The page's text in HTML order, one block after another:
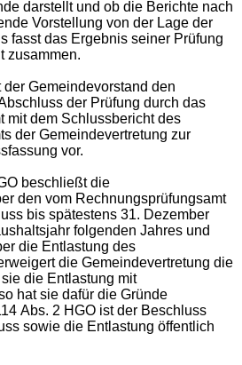
darstellt und ob die Berichte nach
Vorstellung von der Lage der
fasst das Ergebnis seiner Prüfung
zusammen.
Gemeindevorstand den
der Prüfung durch das
mit dem Schlussbericht des
der Gemeindevertretung zur
vor.
beschließt die
den vom Rechnungsprüfungsamt
bis spätestens 31. Dezember
folgenden Jahres und
die Entlastung des
die Gemeindevertretung die
die Entlastung mit
hat sie dafür die Gründe
Abs. 2 HGO ist der Beschluss
sowie die Entlastung öffentlich